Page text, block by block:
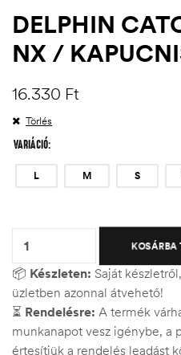
DELPHIN
NX /
16.330 Ft
VARIÁCIÓ
L M S
Törlés
KOSÁRBA
📦 Készleten: Saját
üzletben azonnal átvehető!
⏳ Rendelésre: A termék
munkanapot vesz igénybe, a
értesítjük a rendelés leadást